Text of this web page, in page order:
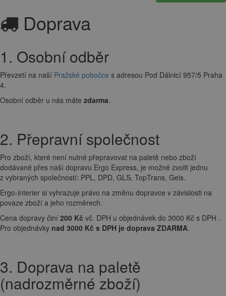
Doprava
1. Osobní odběr
Převzetí na naší Pražské pobočce s adresou Pod Dálnicí 957/5 Praha
4.
Osobní odběr u nás máte zdarma.
2. Přepravní společnost
Pro zboží, které není nutné přepravovat na paletě nebo zboží
dodávané přes naší dopravu Ergo Express, je možné zvolit jednu
z vybraných společností: PPL, DPD, GLS, TopTrans, Geis.
Ergo-interier si vyhrazuje právo na změnu dopravce v závislosti na
povaze zboží a jeho rozměrech.
Cena dopravy činí 200 Kč vč. DPH u objednávek do 3000 Kč s DPH .
Pro objednávky nad 3000 Kč s DPH je doprava ZDARMA.
3. Doprava na paletě
(nadrozměrné zboží)